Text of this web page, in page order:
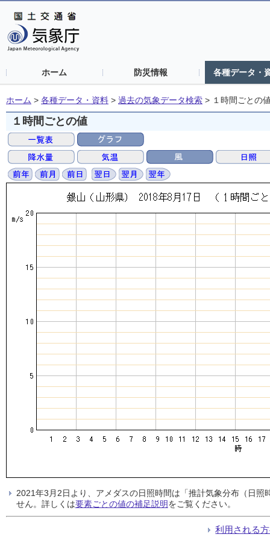
ホーム 防災情報 各種データ・
ホーム > 各種データ・資料 > 過去の気象データ検索 > １時間ごとの
１時間ごとの値
2021年3月2日より、アメダスの日照時間は「推計気象分布（日
せん。詳しくは要素ごとの値の補足説明をご覧ください。
利用される